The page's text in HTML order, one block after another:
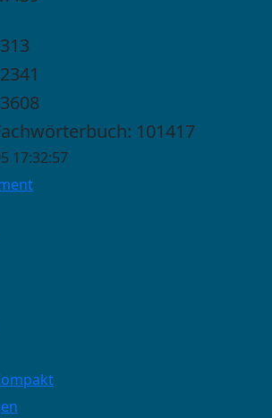
313
2341
3608
101417
17:32:57